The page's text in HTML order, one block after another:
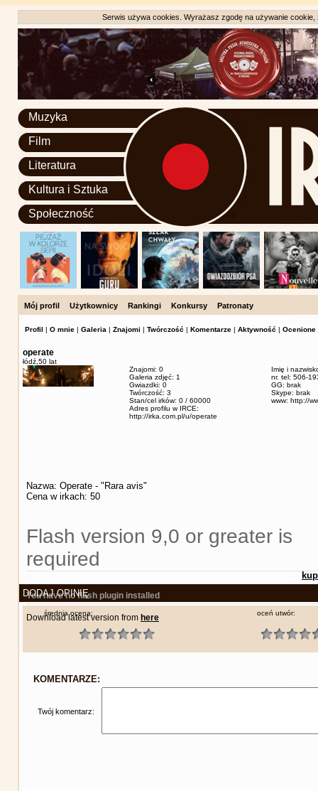
Serwis używa cookies. Wyrażasz zgodę na używanie
Muzyka
Film
Literatura
Kultura i Sztuka
Społeczność
Mój profil Użytkownicy Rankingi Konkursy Patronaty
Profil | O mnie | Galeria | Znajomi | Twórczość | Komentarze | Aktywność | Ocenione
operate
łódź, 50 lat
Znajomi: 0
Galeria zdjęć: 1
Gwiazdki: 0
Twórczość: 3
Stan/cel irków: 0 / 60000
Adres profilu w IRCE:
http://irka.com.pl/u/operate
Imię i
nr. tel: 506-
GG: brak
Skype: brak
www: http://
Nazwa: Operate - "Rara avis"
Cena w irkach: 50
Flash version 9,0 or greater is
required
You have no flash plugin installed
Download latest version from here
DODAJ OPINIĘ
średnia ocena: oceń utwór:
KOMENTARZE:
Twój komentarz: